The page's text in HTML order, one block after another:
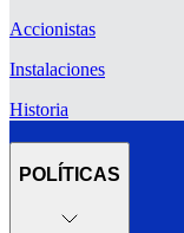
Accionistas
Instalaciones
Historia
POLÍTICAS